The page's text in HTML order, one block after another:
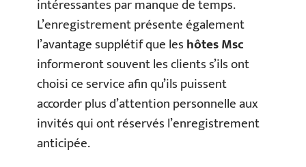
intéressantes par manque de temps.
L’enregistrement présente également
l’avantage supplétif que leshôtes Msc
informeront souvent les clients s’ils ont
choisi ce service afin qu’ils puissent
accorder plus d’attention personnelle aux
invités qui ont réservés l’enregistrement
anticipée.